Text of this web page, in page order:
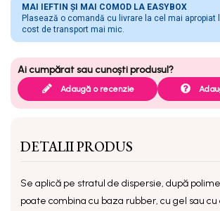
MAI IEFTIN ȘI MAI COMOD LA EASYBOX
Plasează o comandă cu livrare la cel mai apropiat
cost de transport mai mic.
Adaugă o recenzie
DETALII PRODUS
Se aplică pe stratul de dispersie, după
poate combina cu baza rubber, cu gel sau